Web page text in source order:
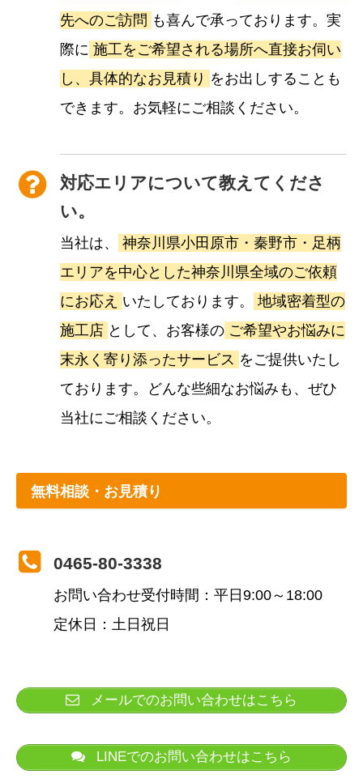
先へのご訪問 も喜んで承っております。実
際に 施工をご希望される場所へ直接お伺い
し、具体的なお見積り をお出しすることも
できます。お気軽にご相談ください。
対応エリアについて教えてくださ
い。
当社は、
神奈川県小田原市・秦野市・足柄
エリアを中心とした神奈川県全域のご依頼
にお応え いたしております。
地域密着型の
施工店 として、お客様の ご希望やお悩みに
末永く寄り添ったサービス をご提供いたし
ております。どんな些細なお悩みも、ぜひ
当社にご相談ください。
無料相談・お見積り
0465-80-3338
お問い合わせ受付時間：平日9:00～18:00
定休日：土日祝日
メールでのお問い合わせはこちら
LINEでのお問い合わせはこちら